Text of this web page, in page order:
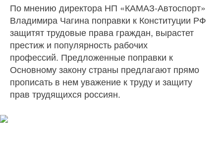
По мнению директора НП «КАМАЗ-Автоспорт»
Владимира Чагина поправки к Конституции РФ
защитят трудовые права граждан, вырастет
престиж и популярность рабочих
профессий. Предложенные поправки к
Основному закону страны предлагают прямо
прописать в нем уважение к труду и защиту
прав трудящихся россиян.